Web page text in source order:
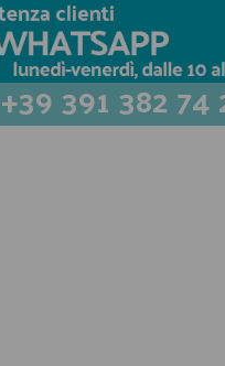
+39 391 382 74